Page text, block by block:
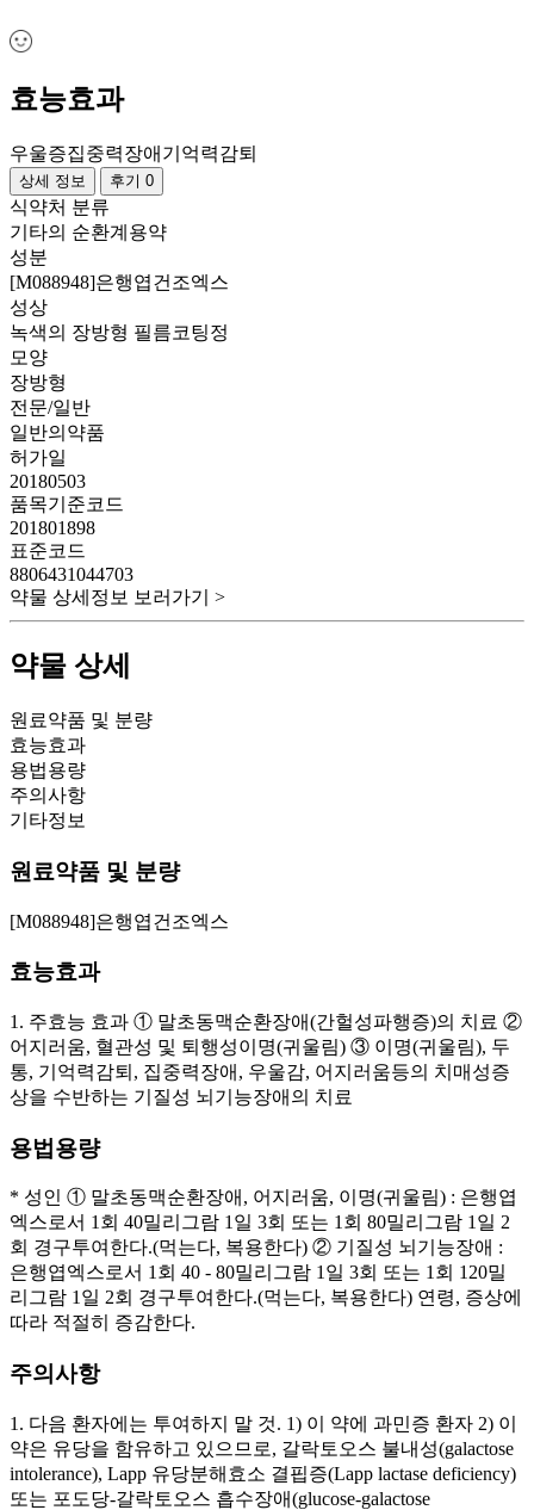
효능효과
우울증집중력장애 기억력감퇴
상세 정보 후기 0
식약처 분류
기타의 순환계용약
성분
[M088948]은행엽건조엑스
성상
녹색의 장방형 필름코팅정
모양
장방형
전문/일반
일반의약품
허가일
20180503
품목기준코드
201801898
표준코드
8806431044703
약물 상세정보 보러가기 >
약물 상세
원료약품 및 분량
효능효과
용법용량
주의사항
기타정보
원료약품 및 분량
[M088948]은행엽건조엑스
효능효과
1. 주효능 효과 ① 말초동맥순환장애(간헐성파행증)의 치료 ②
어지러움, 혈관성 및 퇴행성이명(귀울림) ③ 이명(귀울림), 두
통, 기억력감퇴, 집중력장애, 우울감, 어지러움등의 치매성증
상을 수반하는 기질성 뇌기능장애의 치료
용법용량
* 성인 ① 말초동맥순환장애, 어지러움, 이명(귀울림) : 은행엽
엑스로서 1회 40밀리그람 1일 3회 또는 1회 80밀리그람 1일 2
회 경구투여한다.(먹는다, 복용한다) ② 기질성 뇌기능장애 :
은행엽엑스로서 1회 40 - 80밀리그람 1일 3회 또는 1회 120밀
리그람 1일 2회 경구투여한다.(먹는다, 복용한다) 연령, 증상에
따라 적절히 증감한다.
주의사항
1. 다음 환자에는 투여하지 말 것. 1) 이 약에 과민증 환자 2) 이
약은 유당을 함유하고 있으므로, 갈락토오스 불내성(galactose
intolerance), Lapp 유당분해효소 결핍증(Lapp lactase deficiency)
또는 포도당-갈락토오스 흡수장애(glucose-galactose